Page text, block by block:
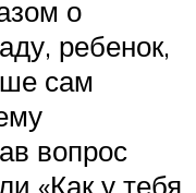
о
ребенок,
сам
вопрос
«Как у тебя